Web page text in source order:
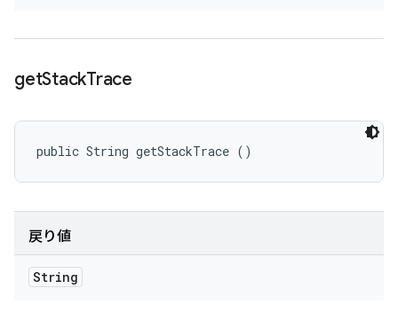
getStackTrace
public String getStackTrace ()
戻り値
String